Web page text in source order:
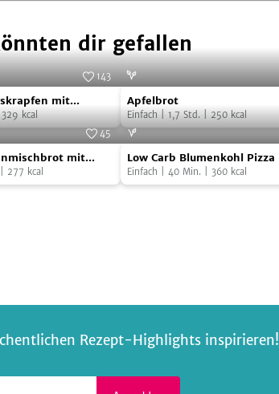
dir gefallen
Foto:
143
mit
329 kcal
Apfelbrot
Apfelbrot
Einfach| 1,7 Std.| 250kcal
Foto: SevenCooks
45
mit
277 kcal
Low
Carb
Blumenkohl
Foto:
Low Carb Blumenkohl Pizza
Einfach 40 Min. 360kcal
Rezept-Highlights inspirieren!